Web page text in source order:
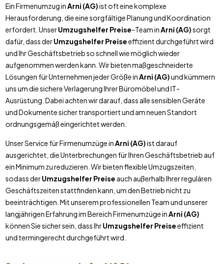
Ein Firmenumzug inArni (AG)ist oft eine komplexe
Herausforderung, die eine sorgfältige Planung und Koordination
erfordert. UnserUmzugshelfer Preise-Team inArni (AG)sorgt
dafür, dass derUmzugshelfer Preiseeffizient durchgeführt wird
und Ihr Geschäftsbetrieb so schnell wie möglich wieder
aufgenommen werden kann. Wir bieten maßgeschneiderte
Lösungen für Unternehmen jeder Größe inArni (AG)und kümmern
uns um die sichere Verlagerung Ihrer Büromöbel und IT-
Ausrüstung. Dabei achten wir darauf, dass alle sensiblen Geräte
und Dokumente sicher transportiert und am neuen Standort
ordnungsgemäß eingerichtet werden.
Unser Service für Firmenumzüge inArni (AG)ist darauf
ausgerichtet, die Unterbrechungen für Ihren Geschäftsbetrieb auf
ein Minimum zu reduzieren. Wir bieten flexible Umzugszeiten,
sodass derUmzugshelfer Preise auch außerhalb Ihrer regulären
Geschäftszeiten stattfinden kann, um den Betrieb nicht zu
beeinträchtigen. Mit unserem professionellen Team und unserer
langjährigen Erfahrung im Bereich Firmenumzüge inArni (AG)
können Sie sicher sein, dass IhrUmzugshelfer Preiseeffizient
und termingerecht durchgeführt wird.